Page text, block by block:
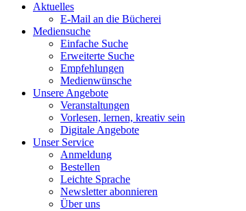
Aktuelles
E-Mail an die Bücherei
Mediensuche
Einfache Suche
Erweiterte Suche
Empfehlungen
Medienwünsche
Unsere Angebote
Veranstaltungen
Vorlesen, lernen, kreativ sein
Digitale Angebote
Unser Service
Anmeldung
Bestellen
Leichte Sprache
Newsletter abonnieren
Über uns